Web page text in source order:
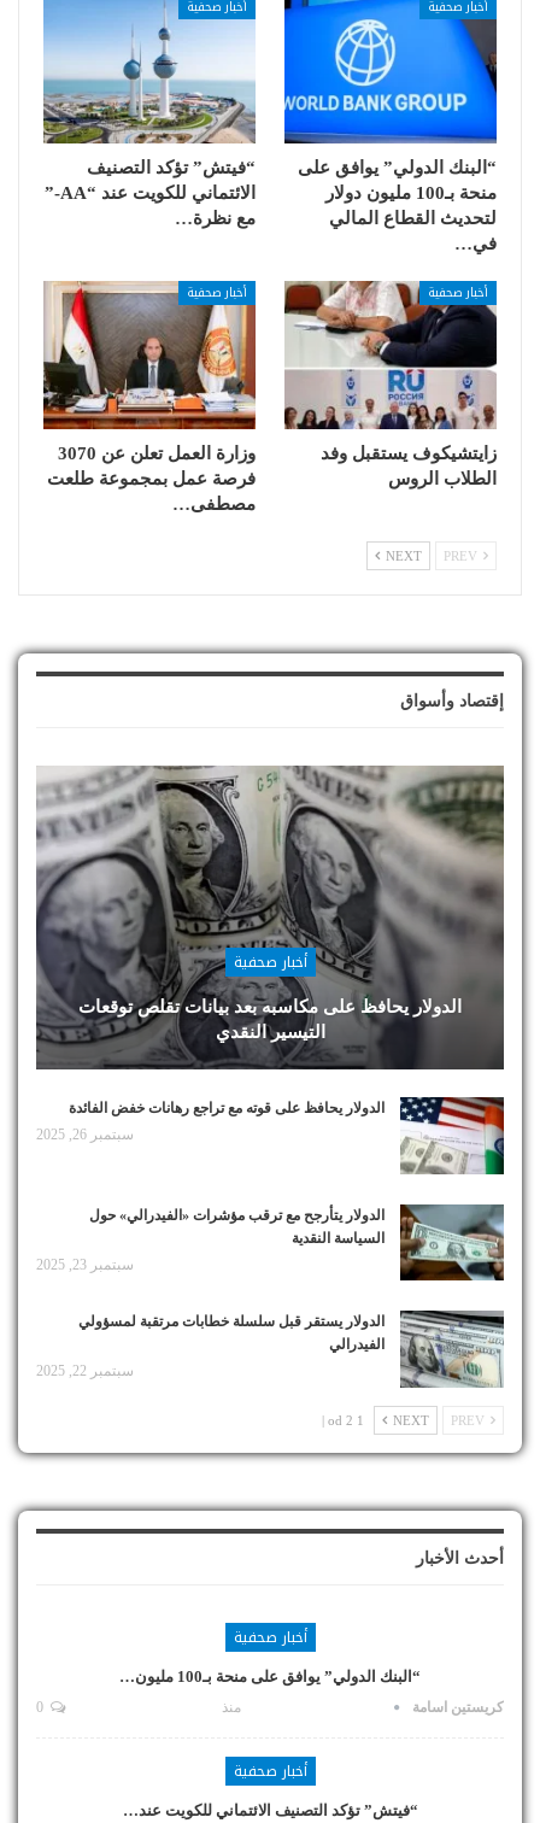
أخبار صحفية
“البنك الدولي” يوافق على
منحة بـ100 مليون دولار
لتحديث القطاع المالي
في…
أخبار صحفية
“فيتش” تؤكد التصنيف
الائتماني للكويت عند “AA-”
مع نظرة…
أخبار صحفية
زايتشيكوف يستقبل وفد
الطلاب الروس
أخبار صحفية
وزارة العمل تعلن عن 3070
فرصة عمل بمجموعة طلعت
مصطفى…
NEXT
إقتصاد وأسواق
أخبار صحفية
الدولار يحافظ على مكاسبه بعد بيانات تقلص توقعات
التيسير النقدي
الدولار يحافظ على قوته مع تراجع رهانات خفض الفائدة
سبتمبر 26, 2025
الدولار يتأرجح مع ترقب مؤشرات «الفيدرالي» حول
السياسة النقدية
سبتمبر 23, 2025
الدولار يستقر قبل سلسلة خطابات مرتقبة لمسؤولي
الفيدرالي
سبتمبر 22, 2025
NEXT
1 od 2 |
أحدث الأخبار
أخبار صحفية
“البنك الدولي” يوافق على منحة بـ100 مليون…
كريستين اسامة منذ
أخبار صحفية
“فيتش” تؤكد التصنيف الائتماني للكويت عند…